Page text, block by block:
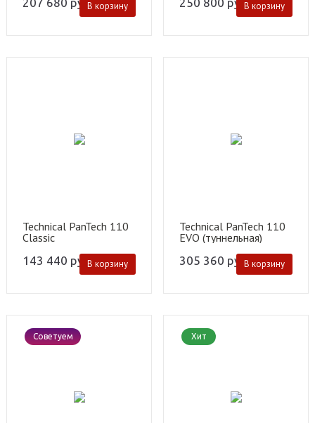
В корзину В корзину
Technical PanTech 110
Classic
143 440 руб.В корзину
Technical PanTech 110
EVO (туннельная)
305 360 руб.В корзину
Советуем Хит